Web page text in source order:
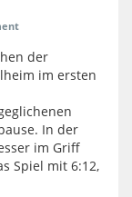
der
im ersten
In der
im Griff
Spiel mit 6:12,